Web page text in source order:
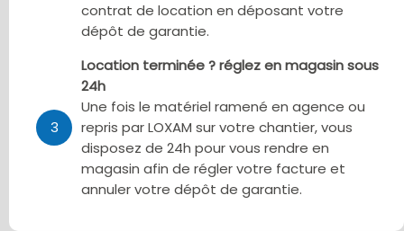
contrat de location en déposant votre
dépôt de garantie.
3
Location terminée ? réglez en magasin sous
24h
Une fois le matériel ramené en agence ou
repris par LOXAM sur votre chantier, vous
disposez de 24h pour vous rendre en
magasin afin de régler votre facture et
annuler votre dépôt de garantie.